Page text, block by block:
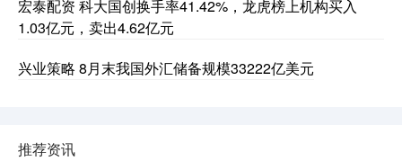
宏泰配资 科大国创换手率41.42%，龙虎榜上机构买入
1.03亿元，卖出4.62亿元
兴业策略 8月末我国外汇储备规模33222亿美元
推荐资讯